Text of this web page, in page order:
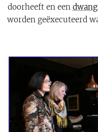
doorheeft en een
worden geëxecuteerd